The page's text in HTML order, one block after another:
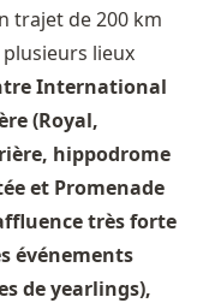
trajet de 200 km
lieux
International
(Royal,
hippodrome
et Promenade
très forte
événements
de yearlings),